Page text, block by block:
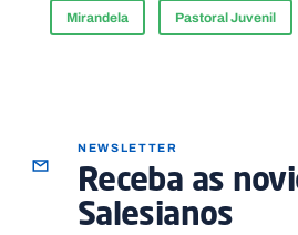
Mirandela Pastoral Juvenil
NEWSLETTER
Receba as
Salesianos
s
l